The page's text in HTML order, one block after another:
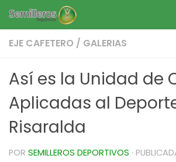
Saltar al contenido
EJE CAFETERO / GALERIAS
Así es la Unidad de
Aplicadas al
Risaralda
POR SEMILLEROS DEPORTIVOS ·